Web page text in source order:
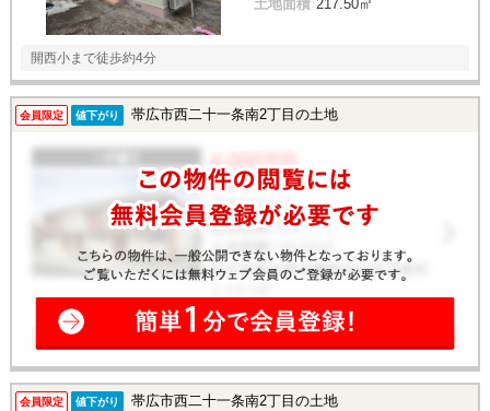
土地面積 217.50㎡
開西小まで徒歩約4分
会員限定 値下がり 帯広市西二十一条南2丁目の土地
会員限定 値下がり 帯広市西二十一条南2丁目の土地